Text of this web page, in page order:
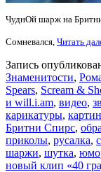
ЧуднОй шарж на
Сомневался, Читать
Запись
Знаменитости,
Spears, Scream &
и will.i.am, видео,
карикатуры,
Бритни Спирс,
приколы, русалка,
шаржи, шутка,
новый клип «40